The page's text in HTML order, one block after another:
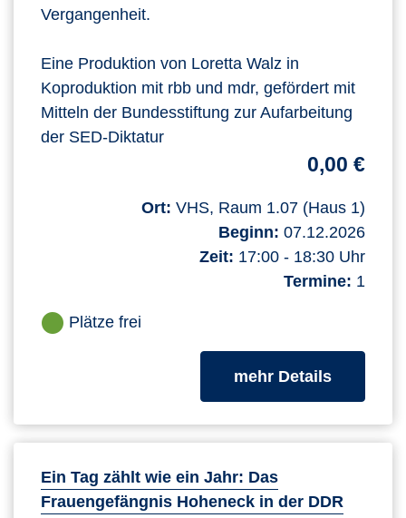
Vergangenheit.
Eine Produktion von Loretta Walz in
Koproduktion mit rbb und mdr, gefördert mit
Mitteln der Bundesstiftung zur Aufarbeitung
der SED-Diktatur
0,00 €
Ort: VHS, Raum 1.07 (Haus 1)
Beginn: 07.12.2026
Zeit: 17:00 - 18:30 Uhr
Termine: 1
Plätze frei
mehr Detailszum
Ein Tag zählt wie ein Jahr: Das
Frauengefängnis Hoheneck in der DDR